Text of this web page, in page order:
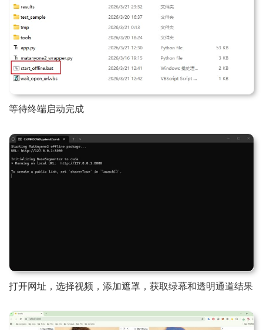
等待终端启动完成
打开网址，选择视频，添加遮罩，获取绿幕和透明通道结果